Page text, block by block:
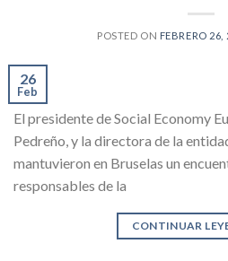
POSTED ON FEBRERO 26,
26
Feb
El presidente de Social Economy
Pedreño, y la directora de la
mantuvieron en Bruselas un
responsables de la
CONTINUAR